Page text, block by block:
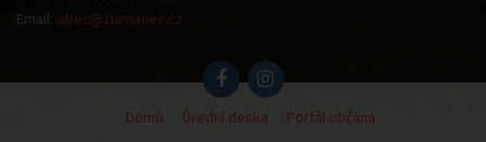
Email: obec@zlamanec.cz
Domů Úřední deska Portál občana